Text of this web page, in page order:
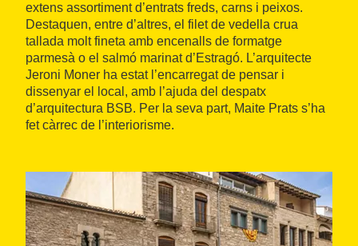
extens assortiment d’entrats freds, carns i peixos.
Destaquen, entre d’altres, el filet de vedella crua
tallada molt fineta amb encenalls de formatge
parmesà o el salmó marinat d’Estragó. L’arquitecte
Jeroni Moner ha estat l’encarregat de pensar i
dissenyar el local, amb l’ajuda del despatx
d’arquitectura BSB. Per la seva part, Maite Prats s’ha
fet càrrec de l’interiorisme.